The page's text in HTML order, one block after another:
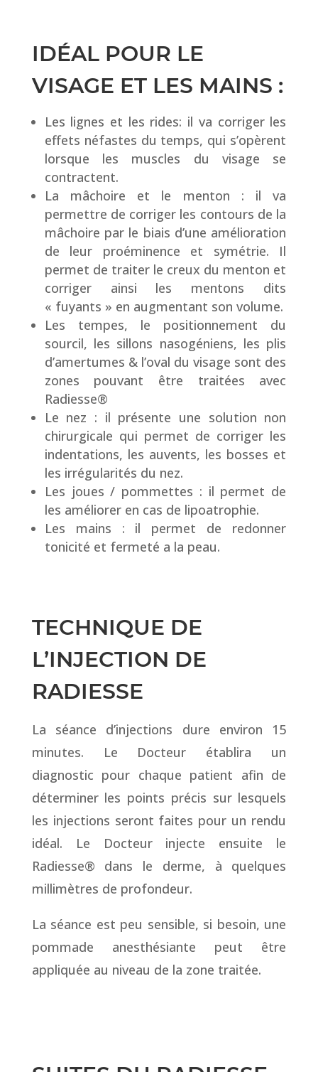
IDÉAL POUR LE
VISAGE ET LES MAINS :
Les lignes et les rides: il va corriger les
effets néfastes du temps, qui s’opèrent
lorsque les muscles du visage se
contractent.
La mâchoire et le menton : il va
permettre de corriger les contours de la
mâchoire par le biais d’une amélioration
de leur proéminence et symétrie. Il
permet de traiter le creux du menton et
corriger ainsi les mentons dits
« fuyants » en augmentant son volume.
Les tempes, le positionnement du
sourcil, les sillons nasogéniens, les plis
d’amertumes & l’oval du visage sont des
zones pouvant être traitées avec
Radiesse®
Le nez : il présente une solution non
chirurgicale qui permet de corriger les
indentations, les auvents, les bosses et
les irrégularités du nez.
Les joues / pommettes : il permet de
les améliorer en cas de lipoatrophie.
Les mains : il permet de redonner
tonicité et fermeté а la peau.
TECHNIQUE DE
L’INJECTION DE
RADIESSE
La séance d’injections dure environ 15
minutes. Le Docteur établira un
diagnostic pour chaque patient afin de
déterminer les points précis sur lesquels
les injections seront faites pour un rendu
idéal. Le Docteur injecte ensuite le
Radiesse® dans le derme, à quelques
millimètres de profondeur.
La séance est peu sensible, si besoin, une
pommade anesthésiante peut être
appliquée au niveau de la zone traitée.